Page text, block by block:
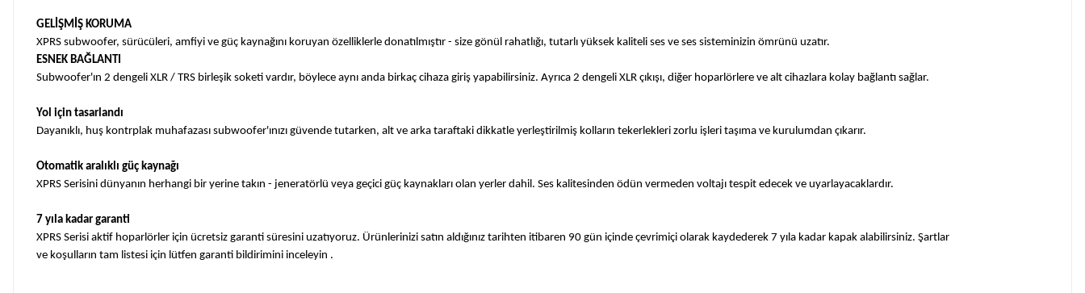
GELİŞMİŞ KORUMA
XPRS subwoofer, sürücüleri, amfiyi ve güç kaynağını koruyan özelliklerle donatılmıştır - size gönül rahatlığı, tutarlı yüksek kaliteli ses ve ses sisteminizin ömrünü uzatır.
ESNEK BAĞLANTI
Subwoofer'ın 2 dengeli XLR / TRS birleşik soketi vardır, böylece aynı anda birkaç cihaza giriş yapabilirsiniz. Ayrıca 2 dengeli XLR çıkışı, diğer hoparlörlere ve alt cihazlara kolay bağlantı sağlar.
Yol için tasarlandı
Dayanıklı, huş kontrplak muhafazası subwoofer'ınızı güvende tutarken, alt ve arka taraftaki dikkatle yerleştirilmiş kolların tekerlekleri zorlu işleri taşıma ve kurulumdan çıkarır.
Otomatik aralıklı güç kaynağı
XPRS Serisini dünyanın herhangi bir yerine takın - jeneratörlü veya geçici güç kaynakları olan yerler dahil. Ses kalitesinden ödün vermeden voltajı tespit edecek ve uyarlayacaklardır.
7 yıla kadar garanti
XPRS Serisi aktif hoparlörler için ücretsiz garanti süresini uzatıyoruz. Ürünlerinizi satın aldığınız tarihten itibaren 90 gün içinde çevrimiçi olarak kaydederek 7 yıla kadar kapak alabilirsiniz. Şartlar
ve koşulların tam listesi için lütfen garanti bildirimini inceleyin .